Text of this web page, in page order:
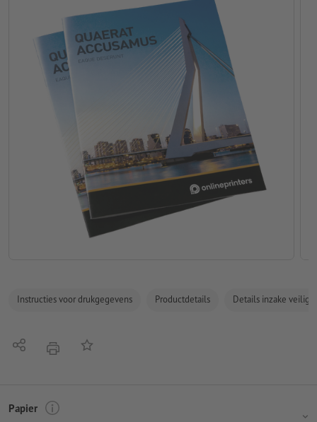
Instructies voor drukgegevens Productdetails Details inzake
Delen afdrukkenOp de lijst
Papier